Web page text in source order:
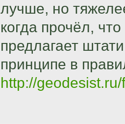
лучше, но
когда прочёл,
предлагает
принципе в
http://